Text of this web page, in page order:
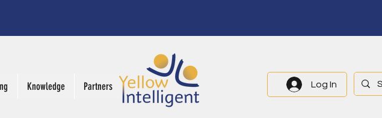
Knowledge Partners Log In